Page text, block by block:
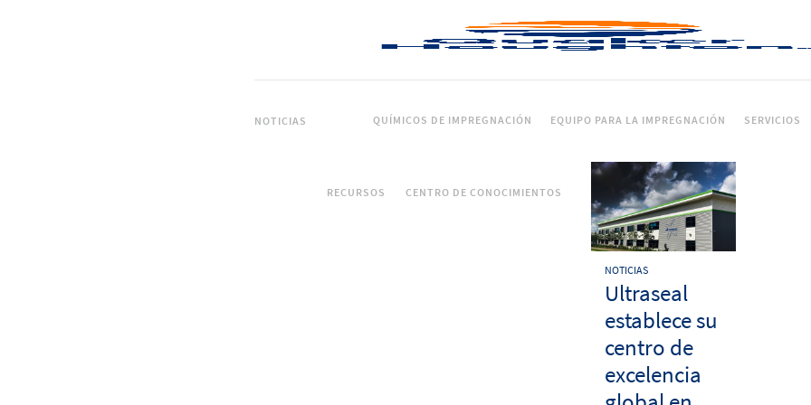
QUÍMICOS DE IMPREGNACIÓN EQUIPO PARA LA IMPREGNACIÓN SERVICIOS
NOTICIAS
RECURSOS CENTRO DE CONOCIMIENTOS
NOTICIAS
Ultraseal
establece su
centro de
excelencia